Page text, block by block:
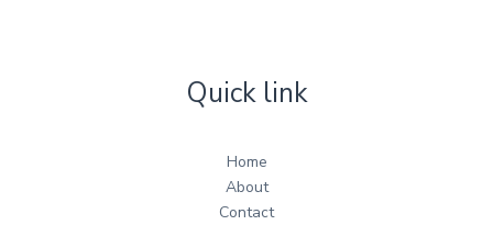
Quick link
Home
About
Contact